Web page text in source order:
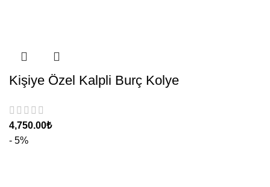
Kişiye Özel Kalpli Burç Kolye
₺
- 5%